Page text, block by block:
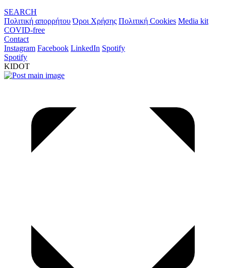
SEARCH
Πολιτική απορρήτου Όροι Χρήσης Πολιτική Cookies Media kit
COVID-free
Contact
Instagram Facebook LinkedIn Spotify
Spotify
KIDOT